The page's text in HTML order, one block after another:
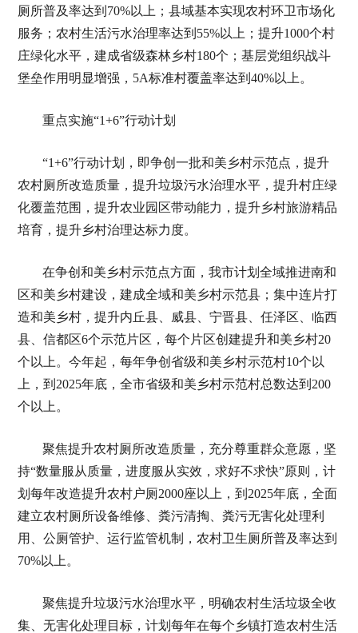
厕所普及率达到70%以上；县域基本实现农村环卫市场化
服务；农村生活污水治理率达到55%以上；提升1000个村
庄绿化水平，建成省级森林乡村180个；基层党组织战斗
堡垒作用明显增强，5A标准村覆盖率达到40%以上。
重点实施“1+6”行动计划
“1+6”行动计划，即争创一批和美乡村示范点，提升
农村厕所改造质量，提升垃圾污水治理水平，提升村庄绿
化覆盖范围，提升农业园区带动能力，提升乡村旅游精品
培育，提升乡村治理达标力度。
在争创和美乡村示范点方面，我市计划全域推进南和
区和美乡村建设，建成全域和美乡村示范县；集中连片打
造和美乡村，提升内丘县、威县、宁晋县、任泽区、临西
县、信都区6个示范片区，每个片区创建提升和美乡村20
个以上。今年起，每年争创省级和美乡村示范村10个以
上，到2025年底，全市省级和美乡村示范村总数达到200
个以上。
聚焦提升农村厕所改造质量，充分尊重群众意愿，坚
持“数量服从质量，进度服从实效，求好不求快”原则，计
划每年改造提升农村户厕2000座以上，到2025年底，全面
建立农村厕所设备维修、粪污清掏、粪污无害化处理利
用、公厕管护、运行监管机制，农村卫生厕所普及率达到
70%以上。
聚焦提升垃圾污水治理水平，明确农村生活垃圾全收
集、无害化处理目标，计划每年在每个乡镇打造农村生活